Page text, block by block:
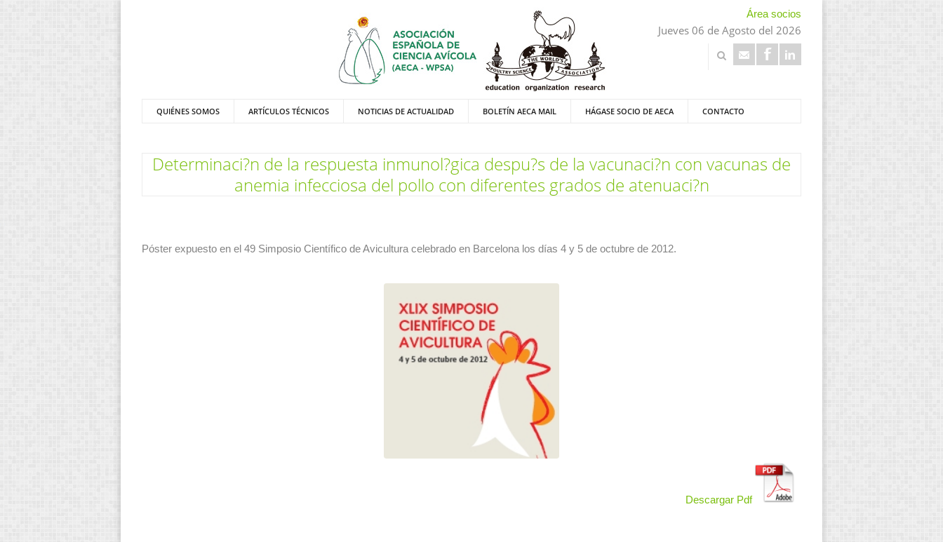
Área socios
Jueves 06 de Agosto del 2026
QUIÉNES SOMOS ARTÍCULOS TÉCNICOS NOTICIAS DE ACTUALIDAD BOLETÍN AECA MAIL HÁGASE SOCIO DE AECA CONTACTO
Determinaci?n de la respuesta inmunol?gica despu?s de la vacunaci?n con vacunas de
anemia infecciosa del pollo con diferentes grados de atenuaci?n
Póster expuesto en el 49 Simposio Científico de Avicultura celebrado en Barcelona los días 4 y 5 de octubre de 2012.
Descargar Pdf